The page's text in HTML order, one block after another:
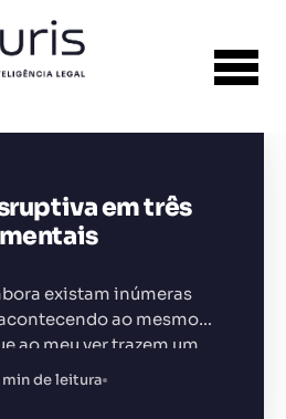
em três
existam inúmeras
ao mesmo
ao meu ver trazem um
do direito:
o Marketing jurídico.
min de leitura
PARA ESTE
Contratos
juristas